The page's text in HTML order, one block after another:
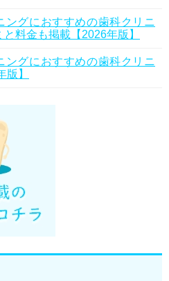
ングにおすすめの歯科クリニ
料金も掲載【2026年版】
ングにおすすめの歯科クリニ
版】